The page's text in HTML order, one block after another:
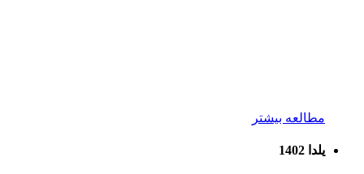
مطالعه بیشتر
یلدا 1402